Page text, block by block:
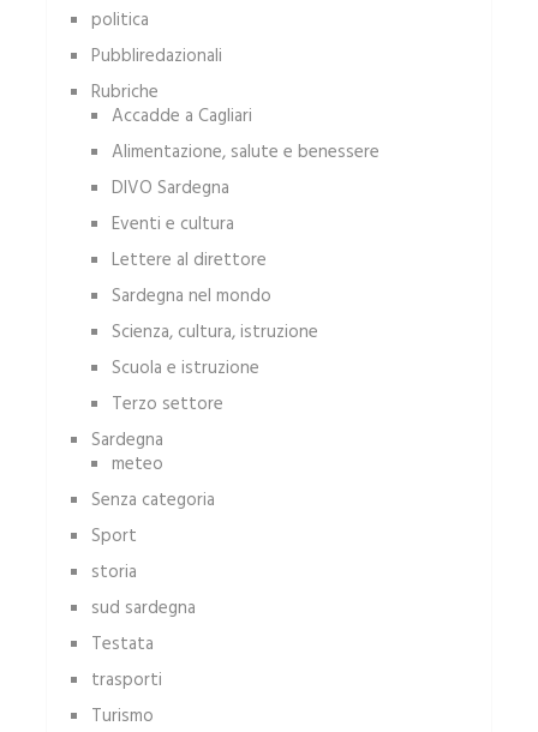
politica
Pubbliredazionali
Rubriche
Accadde a Cagliari
Alimentazione, salute e benessere
DIVO Sardegna
Eventi e cultura
Lettere al direttore
Sardegna nel mondo
Scienza, cultura, istruzione
Scuola e istruzione
Terzo settore
Sardegna
meteo
Senza categoria
Sport
storia
sud sardegna
Testata
trasporti
Turismo